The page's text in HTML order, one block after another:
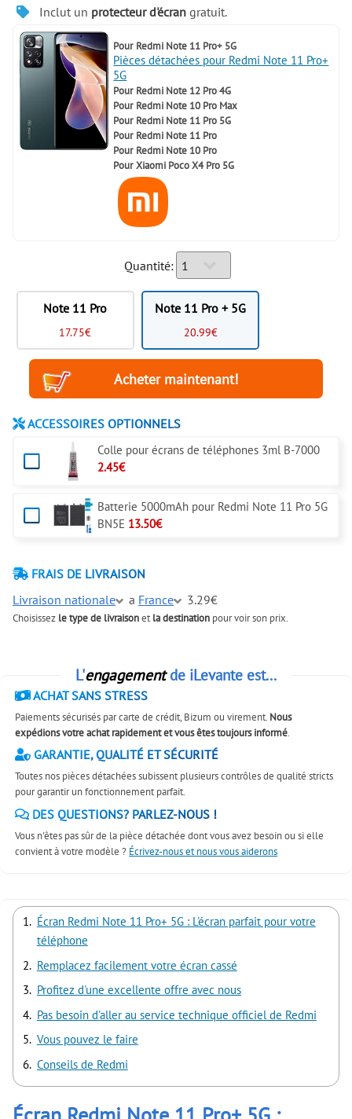
Inclut un protecteur d'écrangratuit.
Pour Redmi Note 11 Pro+ 5G
Pièces détachées pour Redmi Note 11 Pro+
5G
Pour Redmi Note 12 Pro 4G
Pour Redmi Note 10 Pro Max
Pour Redmi Note 11 Pro 5G
Pour Redmi Note 11 Pro
Pour Redmi Note 10 Pro
Pour Xiaomi Poco X4 Pro 5G
Quantité:
Note 11 Pro
17.75€
Note 11 Pro + 5G
20.99€
ACCESSOIRES OPTIONNELS
Colle pour écrans de téléphones 3ml B-7000
2.45€
Batterie 5000mAh pour Redmi Note 11 Pro 5G
BN5E 13.50€
FRAIS DE LIVRAISON
Livraison nationale
a France 3.29€
Choisissez le type de livraisonetla destination pour voir son prix.
L'engagementde iLevante est...
ACHAT SANS STRESS
Paiements sécurisés par carte de crédit, Bizum ou virement. Nous
expédions votre achat rapidement et vous êtes toujours informé.
GARANTIE, QUALITÉ ET SÉCURITÉ
Toutes nos pièces détachées subissent plusieurs contrôles de qualité stricts
pour garantir un fonctionnement parfait.
DES QUESTIONS? PARLEZ-NOUS !
Vous n'êtes pas sûr de la pièce détachée dont vous avez besoin ou si elle
convient à votre modèle ? Écrivez-nous et nous vous aiderons
Écran Redmi Note 11 Pro+ 5G : L'écran parfait pour votre
téléphone
Remplacez facilement votre écran cassé
Profitez d'une excellente offre avec nous
Pas besoin d'aller au service technique officiel de Redmi
Vous pouvez le faire
Conseils de Redmi